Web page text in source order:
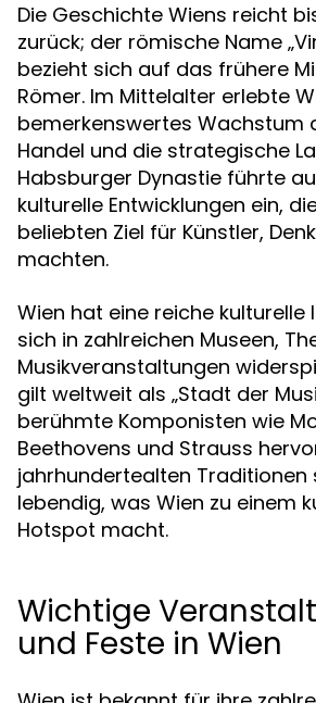
Die Geschichte Wiens reicht
zurück; der römische Name
bezieht sich auf das frühere
Römer. Im Mittelalter erlebte
bemerkenswertes Wachstum
Handel und die strategische
Habsburger Dynastie führte
kulturelle Entwicklungen ein,
beliebten Ziel für Künstler,
machten.
Wien hat eine reiche kulturelle
sich in zahlreichen Museen,
Musikveranstaltungen
gilt weltweit als „Stadt der
berühmte Komponisten wie
Beethovens und Strauss
jahrhundertealten Traditionen
lebendig, was Wien zu einem
Hotspot macht.
Wichtige
und Feste in Wien